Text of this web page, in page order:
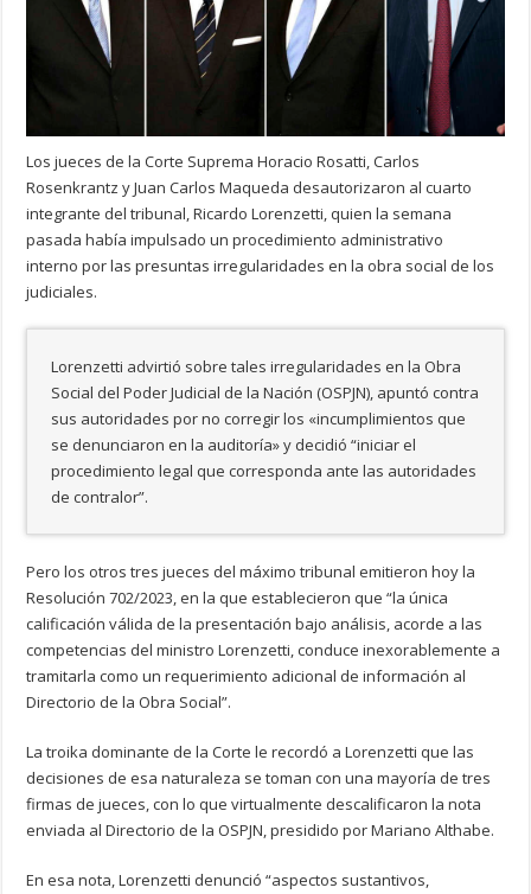
Los jueces de la Corte Suprema Horacio Rosatti, Carlos
Rosenkrantz y Juan Carlos Maqueda desautorizaron al cuarto
integrante del tribunal, Ricardo Lorenzetti, quien la semana
pasada había impulsado un procedimiento administrativo
interno por las presuntas irregularidades en la obra social de los
judiciales.
Lorenzetti advirtió sobre tales irregularidades en la Obra
Social del Poder Judicial de la Nación (OSPJN), apuntó contra
sus autoridades por no corregir los «incumplimientos que
se denunciaron en la auditoría» y decidió “iniciar el
procedimiento legal que corresponda ante las autoridades
de contralor”.
Pero los otros tres jueces del máximo tribunal emitieron hoy la
Resolución 702/2023, en la que establecieron que “la única
calificación válida de la presentación bajo análisis, acorde a las
competencias del ministro Lorenzetti, conduce inexorablemente a
tramitarla como un requerimiento adicional de información al
Directorio de la Obra Social”.
La troika dominante de la Corte le recordó a Lorenzetti que las
decisiones de esa naturaleza se toman con una mayoría de tres
firmas de jueces, con lo que virtualmente descalificaron la nota
enviada al Directorio de la OSPJN, presidido por Mariano Althabe.
En esa nota, Lorenzetti denunció “aspectos sustantivos,